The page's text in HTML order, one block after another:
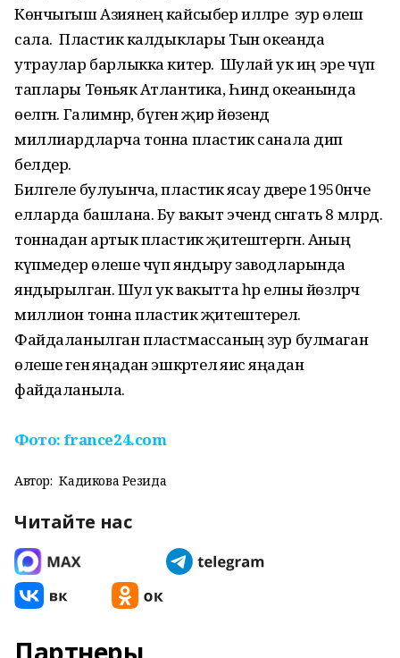
Көнчыгыш Азиянең кайсыбер илләре зур өлеш
сала. Пластик калдыклары Тын океанда
утраулар барлыкка китерә. Шулай ук иң эре чүп
таплары Төньяк Атлантика, Һинд океанында
өелгән. Галимнәр, бүген җир йөзендә
миллиардларча тонна пластик санала дип
белдерә.
Билгеле булуынча, пластик ясау дәвере 1950нче
елларда башлана. Бу вакыт эчендә сәнәгать 8 млрд.
тоннадан артык пластик җитештергән. Аның
күпмедер өлеше чүп яндыру заводларында
яндырылган. Шул ук вакытта һәр елны йөзләрчә
миллион тонна пластик җитештерелә.
Файдаланылган пластмассаның зур булмаган
өлеше генә яңадан эшкәртелә яисә яңадан
файдаланыла.
Фото: france24.com
Автор: Кадикова Резида
Читайте нас